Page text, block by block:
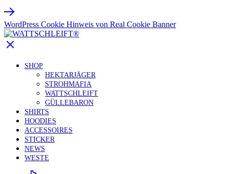
WordPress Cookie Hinweis von Real Cookie Banner
SHOP
HEKTARJÄGER
STROHMAFIA
WATTSCHLEIFT
GÜLLEBARON
SHIRTS
HOODIES
ACCESSOIRES
STICKER
NEWS
WESTE